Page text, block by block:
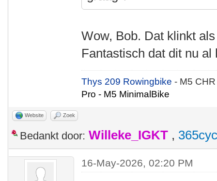
Wow, Bob. Dat klinkt
Fantastisch dat dit nu al
Thys 209 Rowingbike- M5
Pro - M5 MinimalBike
Website Zoek
Bedankt door: Willeke_IGKT ,
16-May-2026, 02:20 PM